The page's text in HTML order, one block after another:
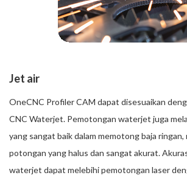
Jet air
OneCNC Profiler CAM dapat disesuaikan
CNC Waterjet. Pemotongan waterjet juga
yang sangat baik dalam memotong baja ringan,
potongan yang halus dan sangat akurat.
waterjet dapat melebihi pemotongan laser